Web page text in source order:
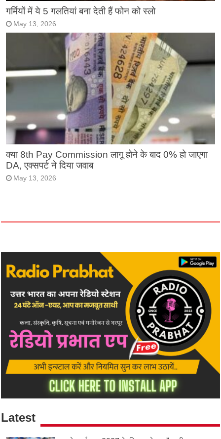
गर्मियों में ये 5 गलतियां बना देती हैं फोन को स्लो
May 13, 2026
क्या 8th Pay Commission लागू होने के बाद 0% हो जाएगा
DA, एक्सपर्ट ने दिया जवाब
May 13, 2026
Latest